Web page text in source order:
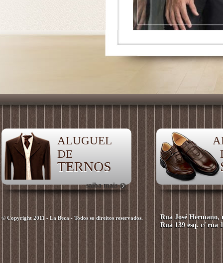
ALUGUEL
DE
TERNOS
saiba mais
© Copyright 2011 - La Beca - Todos so direitos reservados.
Rua José Hermano,
Rua 139 esq. c/ rua